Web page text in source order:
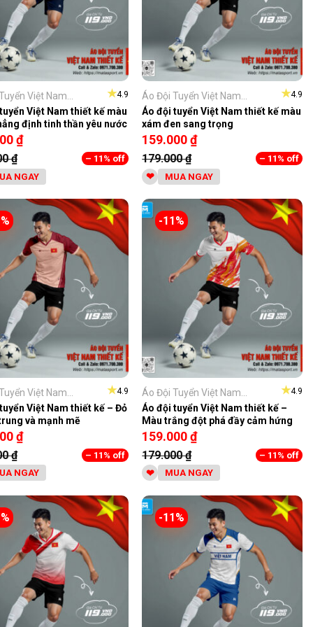
★4.9
Việt Nam...
Việt Nam thiết kế màu
định tinh thần yêu nước
₫
₫
– 11% off
NGAY
★4.9
Áo Đội Tuyển Việt Nam...
Áo đội tuyển Việt Nam thiết kế màu
xám đen sang trọng
159.000₫
179.000₫
– 11% off
MUA NGAY
★4.9
Việt Nam...
Việt Nam thiết kế – Đỏ
và mạnh mẽ
₫
₫
– 11% off
NGAY
-11%
★4.9
Áo Đội Tuyển Việt Nam...
Áo đội tuyển Việt Nam thiết kế –
Màu trắng đột phá đầy cảm hứng
159.000₫
179.000₫
– 11% off
MUA NGAY
-11%